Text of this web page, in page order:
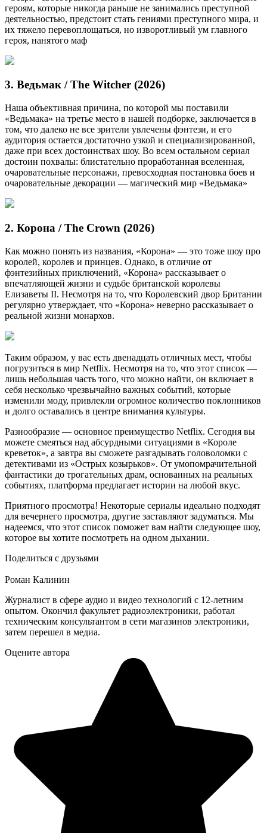
героям, которые никогда раньше не занимались преступной
деятельностью, предстоит стать гениями преступного мира, и
их тяжело перевоплощаться, но изворотливый ум главного
героя, нанятого маф
3. Ведьмак / The Witcher (2026)
Наша объективная причина, по которой мы поставили
«Ведьмака» на третье место в нашей подборке, заключается в
том, что далеко не все зрители увлечены фэнтези, и его
аудитория остается достаточно узкой и специализированной,
даже при всех достоинствах шоу. Во всем остальном сериал
достоин похвалы: блистательно проработанная вселенная,
очаровательные персонажи, превосходная постановка боев и
очаровательные декорации — магический мир «Ведьмака»
2. Корона / The Crown (2026)
Как можно понять из названия, «Корона» — это тоже шоу про
королей, королев и принцев. Однако, в отличие от
фэнтезийных приключений, «Корона» рассказывает о
впечатляющей жизни и судьбе британской королевы
Елизаветы II. Несмотря на то, что Королевский двор Британии
регулярно утверждает, что «Корона» неверно рассказывает о
реальной жизни монархов.
Таким образом, у вас есть двенадцать отличных мест, чтобы
погрузиться в мир Netflix. Несмотря на то, что этот список —
лишь небольшая часть того, что можно найти, он включает в
себя несколько чрезвычайно важных событий, которые
изменили моду, привлекли огромное количество поклонников
и долго оставались в центре внимания культуры.
Разнообразие — основное преимущество Netflix. Сегодня вы
можете смеяться над абсурдными ситуациями в «Короле
креветок», а завтра вы сможете разгадывать головоломки с
детективами из «Острых козырьков». От умопомрачительной
фантастики до трогательных драм, основанных на реальных
событиях, платформа предлагает истории на любой вкус.
Приятного просмотра! Некоторые сериалы идеально подходят
для вечернего просмотра, другие заставляют задуматься. Мы
надеемся, что этот список поможет вам найти следующее шоу,
которое вы хотите посмотреть на одном дыхании.
Поделиться с друзьями
Роман Калинин
Журналист в сфере аудио и видео технологий с 12-летним
опытом. Окончил факультет радиоэлектроники, работал
техническим консультантом в сети магазинов электроники,
затем перешел в медиа.
Оцените автора